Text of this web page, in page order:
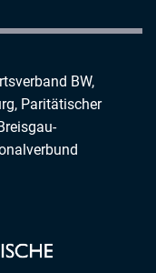
BW,
Paritätischer